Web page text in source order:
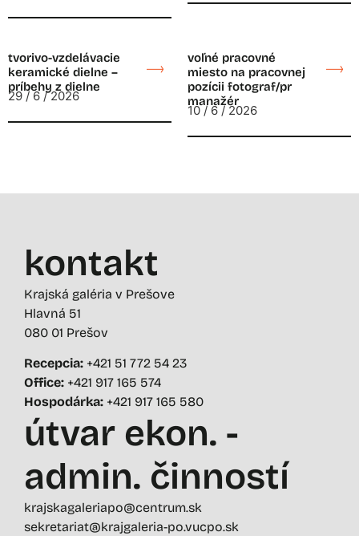
tvorivo-vzdelávacie
keramické dielne –
príbehy z dielne
29 / 6 / 2026
voľné pracovné
miesto na pracovnej
pozícii fotograf/pr
manažér
10 / 6 / 2026
kontakt
Krajská galéria v Prešove
Hlavná 51
080 01 Prešov
Recepcia: +421 51 772 54 23
Office: +421 917 165 574
Hospodárka: +421 917 165 580
útvar ekon. -
admin. činností
krajskagaleriapo@centrum.sk
sekretariat@krajgaleria-po.vucpo.sk